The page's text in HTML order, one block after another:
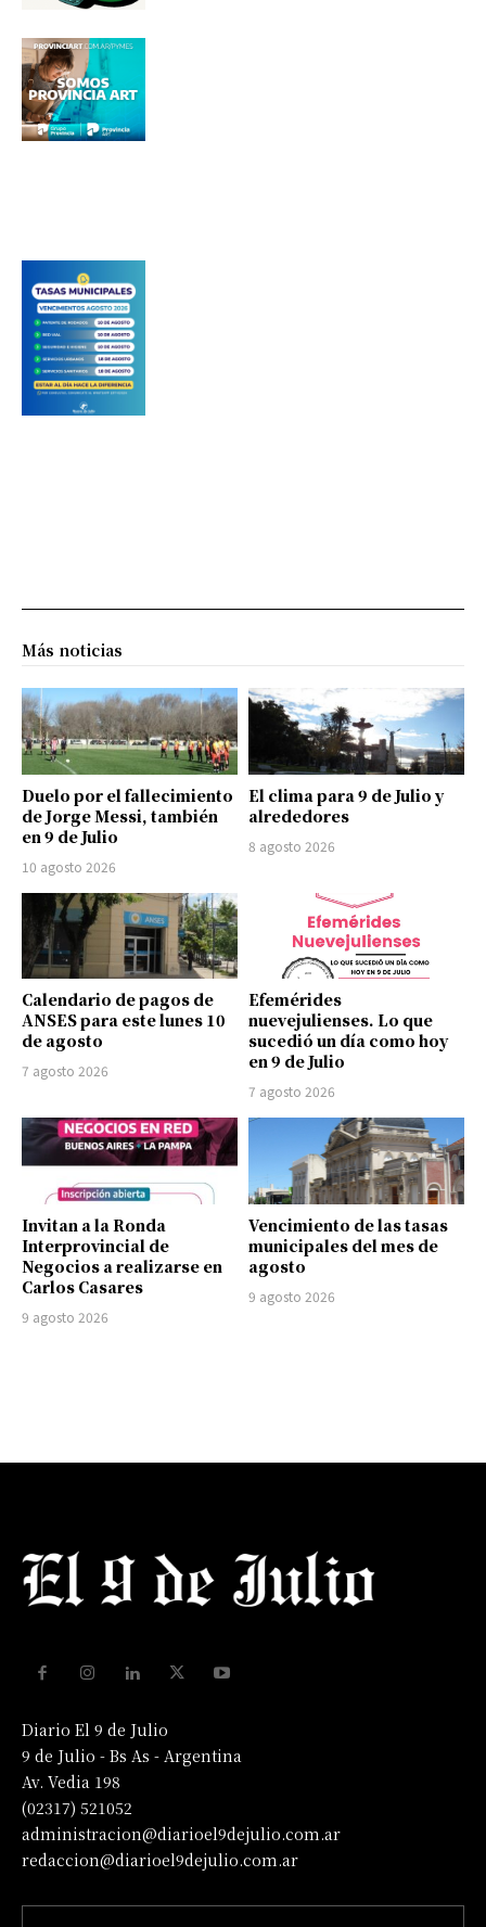
Más noticias
Duelo por el fallecimiento
de Jorge Messi, también
en 9 de Julio
10 agosto 2026
El clima para 9 de Julio y
alrededores
8 agosto 2026
Calendario de pagos de
ANSES para este lunes 10
de agosto
7 agosto 2026
Efemérides
nuevejulienses. Lo que
sucedió un día como hoy
en 9 de Julio
7 agosto 2026
Invitan a la Ronda
Interprovincial de
Negocios a realizarse en
Carlos Casares
9 agosto 2026
Vencimiento de las tasas
municipales del mes de
agosto
9 agosto 2026
Diario El 9 de Julio
9 de Julio - Bs As - Argentina
Av. Vedia 198
(02317) 521052
administracion@diarioel9dejulio.com.ar
redaccion@diarioel9dejulio.com.ar